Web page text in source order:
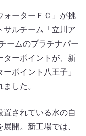
ォーターＦＣ」が挑
サルチーム「立川ア
ームのプラチナパー
ターポイントが、新
ポイント八王子」
した。
置されている水の自
開。新工場では、